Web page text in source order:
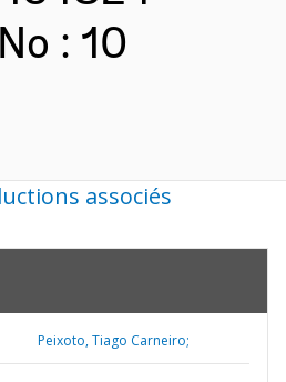
: 10
associés
Peixoto, Tiago Carneiro;